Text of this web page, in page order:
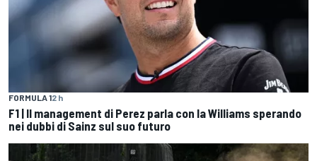
FORMULA 12 h
F1 | Il management di Perez parla con la Williams sperando
nei dubbi di Sainz sul suo futuro